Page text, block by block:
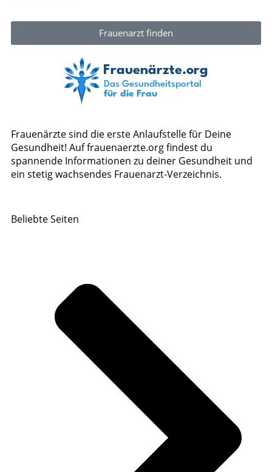
Frauenarzt finden
Frauenärzte sind die erste Anlaufstelle für Deine
Gesundheit! Auf frauenaerzte.org findest du
spannende Informationen zu deiner Gesundheit und
ein stetig wachsendes Frauenarzt-Verzeichnis.
Beliebte Seiten